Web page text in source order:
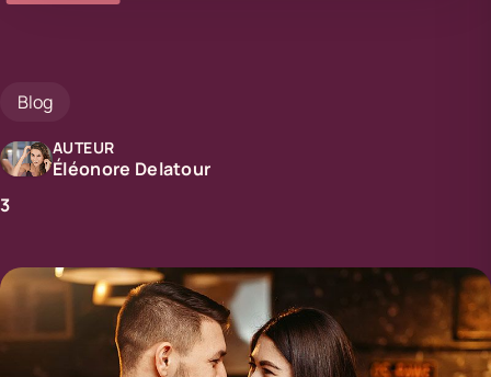
Blog
AUTEUR
Éléonore Delatour
3